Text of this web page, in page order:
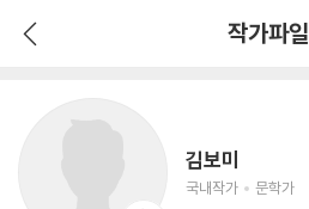
작가파일
김보미
국내작가 문학가